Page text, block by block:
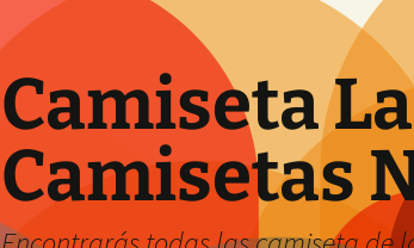
Camiseta
Camisetas